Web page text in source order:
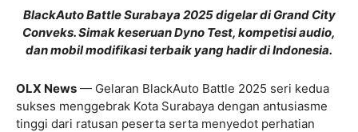
BlackAuto Battle Surabaya 2025 digelar di Grand City
Conveks. Simak keseruan Dyno Test, kompetisi audio,
dan mobil modifikasi terbaik yang hadir di Indonesia.
OLX News — Gelaran BlackAuto Battle 2025 seri kedua
sukses menggebrak Kota Surabaya dengan antusiasme
tinggi dari ratusan peserta serta menyedot perhatian